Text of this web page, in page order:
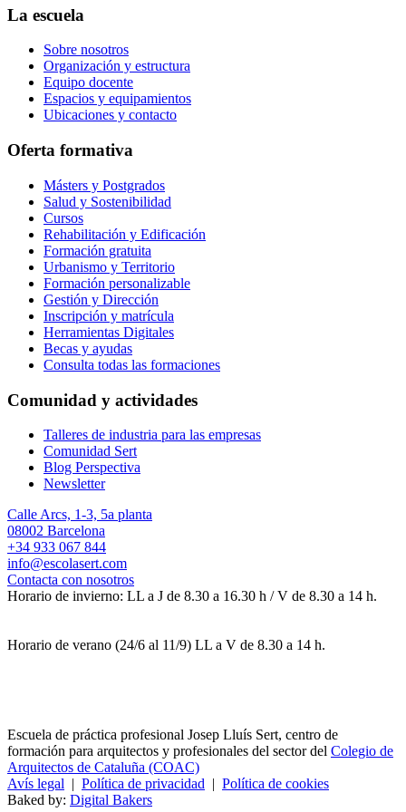
La escuela
Sobre nosotros
Organización y estructura
Equipo docente
Espacios y equipamientos
Ubicaciones y contacto
Oferta formativa
Másters y Postgrados
Salud y Sostenibilidad
Cursos
Rehabilitación y Edificación
Formación gratuita
Urbanismo y Territorio
Formación personalizable
Gestión y Dirección
Inscripción y matrícula
Herramientas Digitales
Becas y ayudas
Consulta todas las formaciones
Comunidad y actividades
Talleres de industria para las empresas
Comunidad Sert
Blog Perspectiva
Newsletter
Calle Arcs, 1-3, 5a planta
08002 Barcelona
+34 933 067 844
info@escolasert.com
Contacta con nosotros
Horario de invierno: LL a J de 8.30 a 16.30 h / V de 8.30 a 14 h.
Horario de verano (24/6 al 11/9) LL a V de 8.30 a 14 h.
Escuela de práctica profesional Josep Lluís Sert, centro de
formación para arquitectos y profesionales del sector del Colegio de
Arquitectos de Cataluña (COAC)
Avís legal
Política de privacidad
Política de cookies
Baked by: Digital Bakers